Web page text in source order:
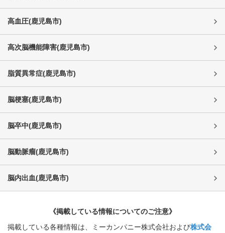
高血圧(鹿児島市)
高次脳機能障害(鹿児島市)
脂質異常症(鹿児島市)
脳梗塞(鹿児島市)
脳卒中(鹿児島市)
脳動脈瘤(鹿児島市)
脳内出血(鹿児島市)
《掲載している情報についてのご注意》
掲載している各種情報は、ミーカンパニー株式会社および株式会